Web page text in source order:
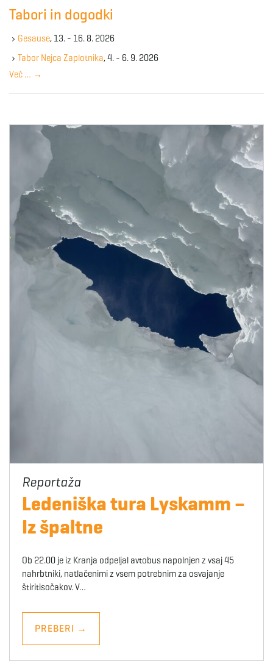
e
y
w
r
Tabori in dogodki
Gesause, 13. - 16. 8. 2026
Tabor Nejca Zaplotnika, 4. - 6. 9. 2026
Več … →
Ledeniška tura Lyskamm –
Iz špaltne
Ob 22.00 je iz Kranja odpeljal avtobus napolnjen z vsaj 45
nahrbtniki, natlačenimi z vsem potrebnim za osvajanje
štiritisočakov. V…
PREBERI →